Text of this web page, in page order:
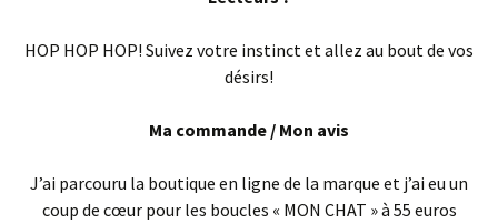
HOP HOP HOP! Suivez votre instinct et allez au bout de vos
désirs!
Ma commande / Mon avis
J’ai parcouru la boutique en ligne de la marque et j’ai eu un
coup de cœur pour les boucles « MON CHAT » à 55 euros